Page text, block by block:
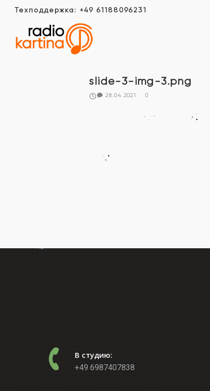
Техподдержка: +49 61188096231
slide-3-img-3.png
28.04.2021 0
В студию:
+49 6987407838